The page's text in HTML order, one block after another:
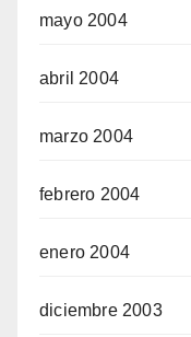
mayo 2004
abril 2004
marzo 2004
febrero 2004
enero 2004
diciembre 2003